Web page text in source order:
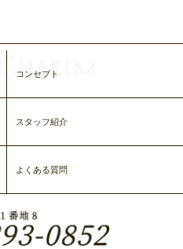
コンセプト
スタッフ紹介
よくある質問